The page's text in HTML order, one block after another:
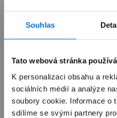
Souhlas
Tato webová stránka
K personalizaci obsahu a
sociálních médií a analýze
soubory cookie. Informace o
sdílíme se svými partnery
Již není v prodeji
Výkup zařízení
Autorizovaný servis Apple